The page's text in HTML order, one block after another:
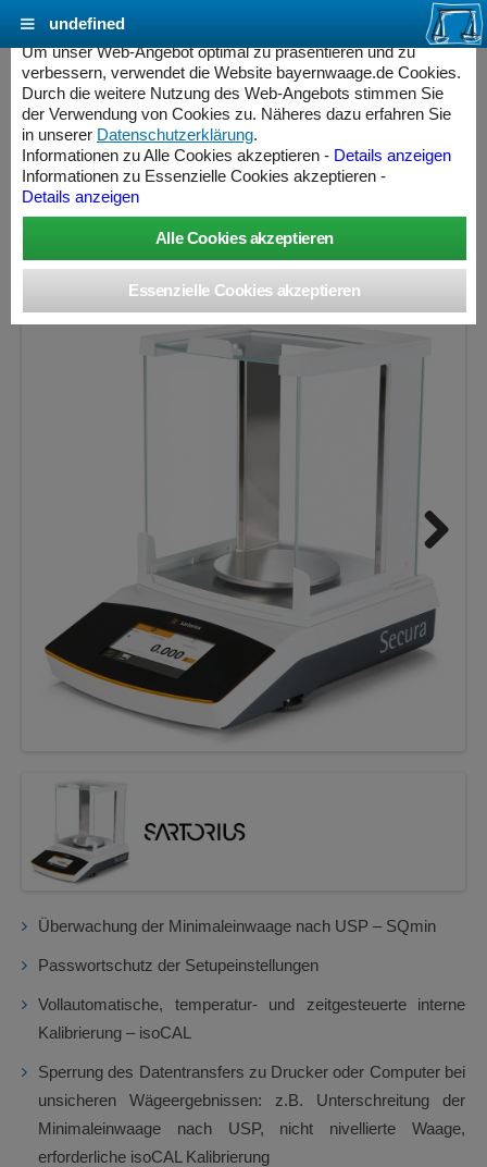
SARTORIUS SECURA 213-1CEU
Präzisionswaage geeicht
» Produkt nicht mehr lieferbar «
Wägebereich: 210 g, Ablesbarkeit: 0,001 g, Eichschritt: 0,01
Überwachung der Minimaleinwaage nach USP – SQmin
Passwortschutz der Setupeinstellungen
Vollautomatische, temperatur- und zeitgesteuerte interne
Kalibrierung – isoCAL
Sperrung des Datentransfers zu Drucker oder Computer bei
unsicheren Wägeergebnissen: z.B. Unterschreitung der
Minimaleinwaage nach USP, nicht nivellierte Waage,
erforderliche isoCAL Kalibrierung
Cookie Einstellungen - bayernwaage.de
Um unser Web-Angebot optimal zu präsentieren und zu
verbessern, verwendet die Website bayernwaage.de Cookies.
Durch die weitere Nutzung des Web-Angebots stimmen Sie
der Verwendung von Cookies zu. Näheres dazu erfahren Sie
in unserer Datenschutzerklärung.
Informationen zu Alle Cookies akzeptieren - Details anzeigen
Informationen zu Essenzielle Cookies akzeptieren -
Details anzeigen
undefined